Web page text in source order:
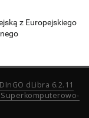
z Europejskiego
DInGO dLibra 6.2.11